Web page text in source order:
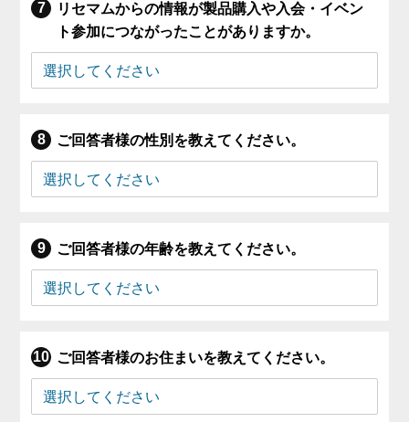
リセマムからの情報が製品購入や入会・イベン
ト参加につながったことがありますか。
ご回答者様の性別を教えてください。
ご回答者様の年齢を教えてください。
ご回答者様のお住まいを教えてください。